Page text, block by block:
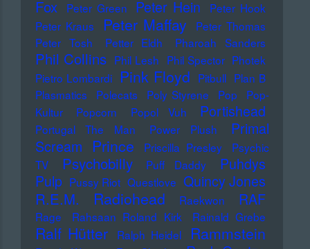
Fox Peter Green Peter Hein
Peter Hook
Peter Kraus
Peter Maffay
Peter Thomas
Peter Tosh
Petter Eldh Pharoah Sanders
Phil Collins Phil Lesh Phil Spector Photek
Pietro Lombardi
Pink Floyd Pitbull Plan B
Plasmatics
Polecats Poly Styrene Pop
Pop-
Kultur
Popcorn Popol Vuh Portishead
Portugal The Man Power Plush
Primal
Scream
Prince Priscilla Presley
Psychic
TV
Psychobilly Puff Daddy
Puhdys
Pulp Pussy Riot Questlove Quincy Jones
R.E.M. Radiohead Raekwon RAF
Rage Rahsaan Roland Kirk Rainald Grebe
Ralf Hütter Ralph Heidel Rammstein